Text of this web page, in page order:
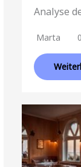
Analyse
Marta